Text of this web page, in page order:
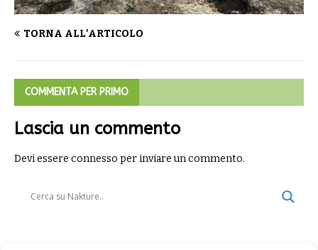
TORNA ALL'ARTICOLO
COMMENTA PER PRIMO
Lascia un commento
Devi essere connesso per inviare un commento.